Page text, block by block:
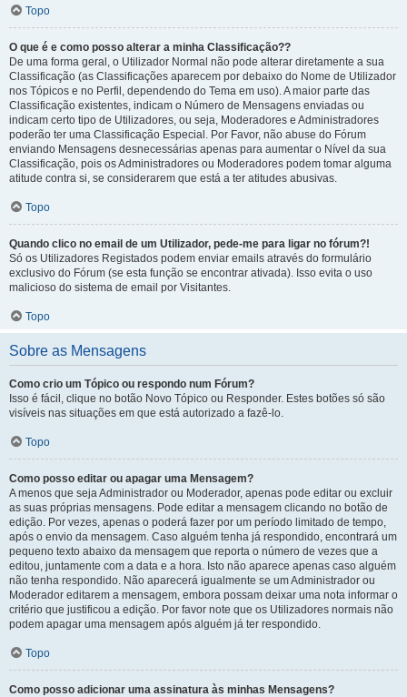
Topo
O que é e como posso alterar a minha Classificação??
De uma forma geral, o Utilizador Normal não pode alterar diretamente a sua
Classificação (as Classificações aparecem por debaixo do Nome de Utilizador
nos Tópicos e no Perfil, dependendo do Tema em uso). A maior parte das
Classificação existentes, indicam o Número de Mensagens enviadas ou
indicam certo tipo de Utilizadores, ou seja, Moderadores e Administradores
poderão ter uma Classificação Especial. Por Favor, não abuse do Fórum
enviando Mensagens desnecessárias apenas para aumentar o Nível da sua
Classificação, pois os Administradores ou Moderadores podem tomar alguma
atitude contra si, se considerarem que está a ter atitudes abusivas.
Topo
Quando clico no email de um Utilizador, pede-me para ligar no fórum?!
Só os Utilizadores Registados podem enviar emails através do formulário
exclusivo do Fórum (se esta função se encontrar ativada). Isso evita o uso
malicioso do sistema de email por Visitantes.
Topo
Sobre as Mensagens
Como crio um Tópico ou respondo num Fórum?
Isso é fácil, clique no botão Novo Tópico ou Responder. Estes botões só são
visíveis nas situações em que está autorizado a fazê-lo.
Topo
Como posso editar ou apagar uma Mensagem?
A menos que seja Administrador ou Moderador, apenas pode editar ou excluir
as suas próprias mensagens. Pode editar a mensagem clicando no botão de
edição. Por vezes, apenas o poderá fazer por um período limitado de tempo,
após o envio da mensagem. Caso alguém tenha já respondido, encontrará um
pequeno texto abaixo da mensagem que reporta o número de vezes que a
editou, juntamente com a data e a hora. Isto não aparece apenas caso alguém
não tenha respondido. Não aparecerá igualmente se um Administrador ou
Moderador editarem a mensagem, embora possam deixar uma nota informar o
critério que justificou a edição. Por favor note que os Utilizadores normais não
podem apagar uma mensagem após alguém já ter respondido.
Topo
Como posso adicionar uma assinatura às minhas Mensagens?